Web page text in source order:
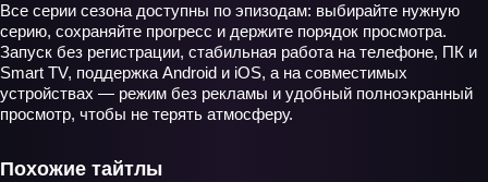
Все серии сезона доступны по эпизодам: выбирайте нужную
серию, сохраняйте прогресс и держите порядок просмотра.
Запуск без регистрации, стабильная работа на телефоне, ПК и
Smart TV, поддержка Android и iOS, а на совместимых
устройствах — режим без рекламы и удобный полноэкранный
просмотр, чтобы не терять атмосферу.
Похожие тайтлы